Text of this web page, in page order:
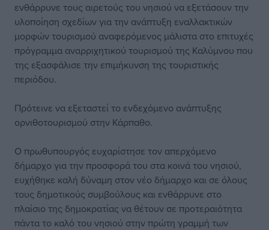
ενθάρρυνε τους αιρετούς του νησιού να εξετάσουν την
υλοποίηση σχεδίων για την ανάπτυξη εναλλακτικών
μορφών τουρισμού αναφερόμενος μάλιστα στο επιτυχές
πρόγραμμα αναρριχητικού τουρισμού της Καλύμνου που
της εξασφάλισε την επιμήκυνση της τουριστικής
περιόδου.
Πρότεινε να εξεταστεί το ενδεχόμενο ανάπτυξης
ορνιθοτουρισμού στην Κάρπαθο.
Ο πρωθυπουργός ευχαρίστησε τον απερχόμενο
δήμαρχο για την προσφορά του στα κοινά του νησιού,
ευχήθηκε καλή δύναμη στον νέο δήμαρχο και σε όλους
τους δημοτικούς συμβούλους και ενθάρρυνε στο
πλαίσιο της δημοκρατίας να θέτουν σε προτεραιότητα
πάντα το καλό του νησιού στην πρώτη γραμμή των